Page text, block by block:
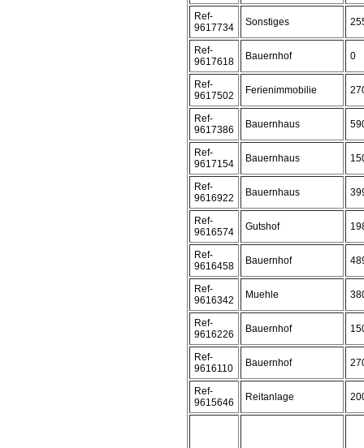
Ref-
9617734
Sonstiges
Ref-
9617618
Bauernhof 0
Ref-
9617502
Ferienimmobilie
Ref-
9617386
Bauernhaus
Ref-
9617154
Bauernhaus
Ref-
9616922
Bauernhaus
Ref-
9616574
Gutshof
Ref-
9616458
Bauernhof
Ref-
9616342
Muehle
Ref-
9616226
Bauernhof
Ref-
9616110
Bauernhof
Ref-
9615646
Reitanlage